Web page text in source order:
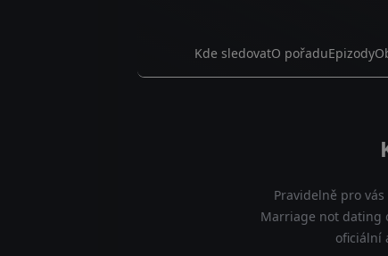
Kde sledovatO pořaduEpizody
Pravidelně pro
Marriage not dating
oficiální